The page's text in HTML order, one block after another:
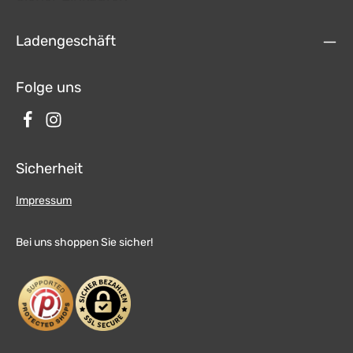
Ladengeschäft
Folge uns
Sicherheit
Impressum
Bei uns shoppen Sie sicher!